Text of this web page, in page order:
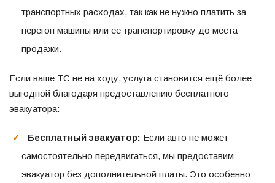
транспортных расходах, так как не нужно платить за
перегон машины или ее транспортировку до места
продажи.
Если ваше ТС не на ходу, услуга становится ещё более
выгодной благодаря предоставлению бесплатного
эвакуатора:
Бесплатный эвакуатор: Если авто не может
самостоятельно передвигаться, мы предоставим
эвакуатор без дополнительной платы. Это особенно